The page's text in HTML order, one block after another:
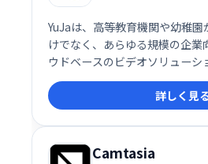
YuJaは、高等教育機関や幼稚
けでなく、あらゆる規模の企業
ウドベースのビデオソリューシ
トフォームには、デジタル会
理、デスクトップ録音、さらに
ンおよび学習ツールが含まれて
詳しく見
Camtasia